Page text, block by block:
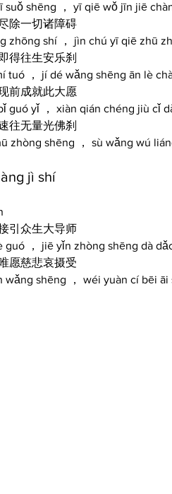
suǒ shēng ， yī qiē wǒ jīn jiē
除一切诸障碍
zhōng shí ， jìn chú yī qiē zhū
得往生安乐刹
tuó ， jí dé wǎng shēng ān lè
前成就此大愿
guó yǐ ， xiàn qián chéng jiù cǐ
往无量光佛刹
zhòng shēng ， sù wǎng wú
jì shí
引众生大导师
guó ， jiē yǐn zhòng shēng dà
愿慈悲哀摄受
wǎng shēng ， wéi yuàn cí bēi āi